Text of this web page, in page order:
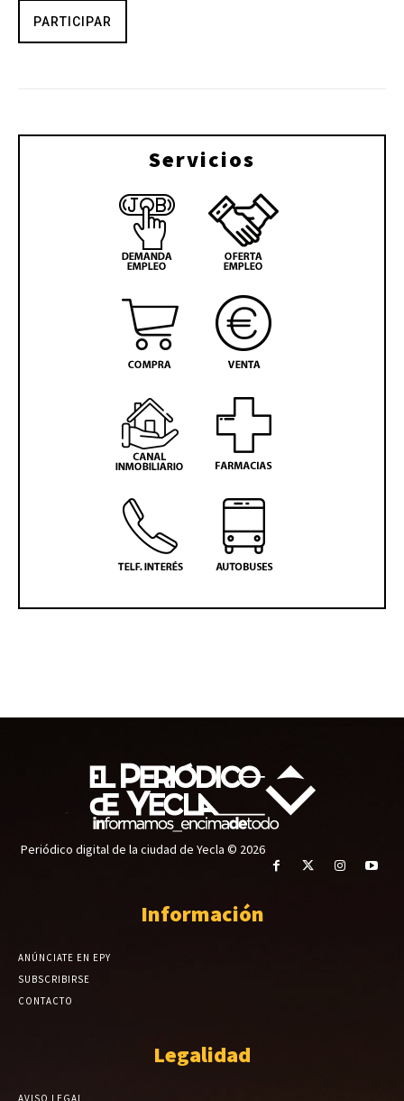
PARTICIPAR
Servicios
Periódico digital de la ciudad de Yecla © 2026
Información
ANÚNCIATE EN EPY
SUBSCRIBIRSE
CONTACTO
Legalidad
AVISO LEGAL